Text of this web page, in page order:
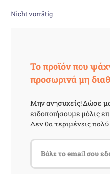
9,50 €
Nicht vorrätig
Το προϊόν που
προσωρινά μη
Μην ανησυχείς! Δώσε
ειδοποιήσουμε μόλις
Δεν θα περιμένεις πολύ